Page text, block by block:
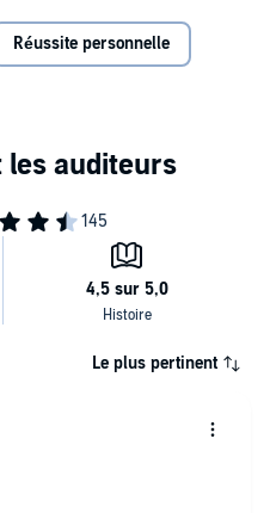
ouvrir vos propres portes à
avoir. Et lorsque vous
Réussite personnelle
Le plus pertinent